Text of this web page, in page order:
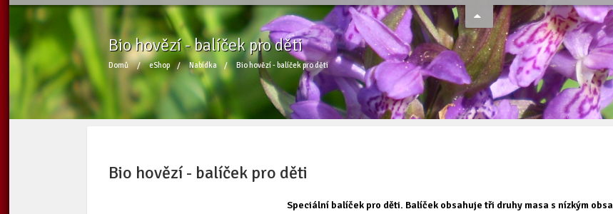
Bio hovězí - balíček pro děti
Domů / eShop / Nabídka / Bio hovězí - balíček pro děti
Bio hovězí - balíček pro děti
Speciální balíček pro děti. Balíček obsahuje tři druhy masa s nízkým